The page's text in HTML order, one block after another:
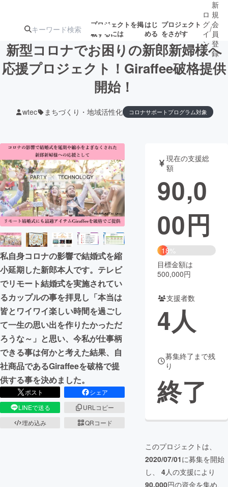
プロジェクトを掲
載するには
はじ
める
プロジェクト
をさがす
注目の新着プロ 募集終了が近いプ
テクノロジー・ガジェット ゲーム・サ
映像・映画 書籍・雑誌
ビジネス・起業 チャレンジ
まちづくり・地域活性化
CAMPFIRE for Social Good
CAMPFIRE Creation
CAMPFIREふるさと納税machi-ya コミュニティ
ロ
グ
イ
ン
/
新
規
会
員
登
録
新型コロナでお困りの新郎新婦様へ
応援プロジェクト！Giraffee破格提供
開始！
wtec まちづくり・地域活性化 コロナサポートプログラム対象
私自身コロナの影響で結婚式を縮
小延期した新郎本人です。テレビ
でリモート結婚式を実施されてい
るカップルの事を拝見し「本当は
皆とワイワイ楽しい時間を過ごし
て一生の思い出を作りたかっただ
ろうな～」と思い、今私が仕事柄
できる事は何かと考えた結果、自
社商品であるGiraffeeを破格で提
供する事を決めました。
ポスト
シェア
LINEで送る
URLコピー
埋め込み
QRコード
現在の支援総
額
90,0
00円
18%
目標金額は
500,000円
支援者数
4人
募集終了まで残
り
終了
このプロジェクトは、
2020/07/01に募集を開始
し、 4人の支援により
90,000円の資金を集め、